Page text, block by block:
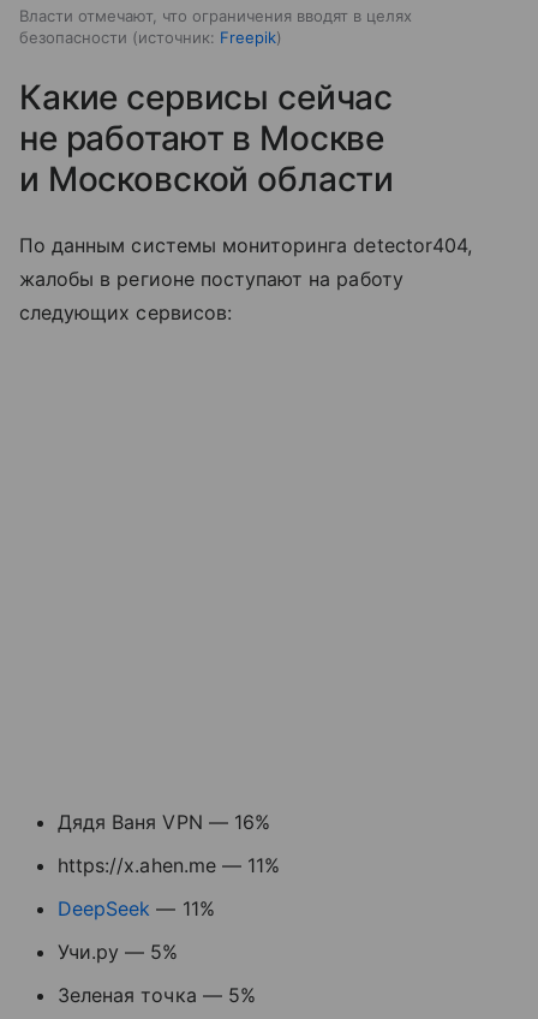
Власти отмечают, что ограничения вводят в целях
безопасности
источник: Freepik
Какие сервисы сейчас
не работают в Москве
и Московской области
По данным системы мониторинга detector404,
жалобы в регионе поступают на работу
следующих сервисов:
Дядя Ваня VPN — 16%
https://x.ahen.me — 11%
DeepSeek — 11%
Учи.ру — 5%
Зеленая точка — 5%